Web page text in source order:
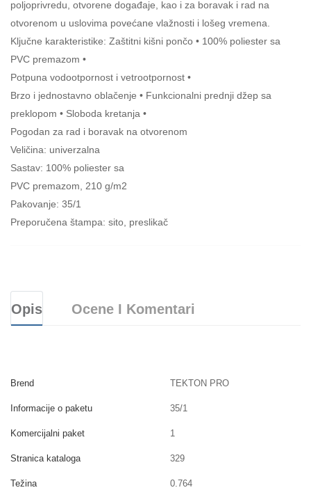
poljoprivredu, otvorene događaje, kao i za boravak i rad na
otvorenom u uslovima povećane vlažnosti i lošeg vremena.
Ključne karakteristike: Zaštitni kišni pončo • 100% poliester sa
PVC premazom •
Potpuna vodootpornost i vetrootpornost •
Brzo i jednostavno oblačenje • Funkcionalni prednji džep sa
preklopom • Sloboda kretanja •
Pogodan za rad i boravak na otvorenom
Veličina: univerzalna
Sastav: 100% poliester sa
PVC premazom, 210 g/m2
Pakovanje: 35/1
Preporučena štampa: sito, preslikač
Opis Ocene I Komentari
Brend TEKTON PRO
Informacije o paketu 35/1
Komercijalni paket 1
Stranica kataloga 329
Težina 0.764